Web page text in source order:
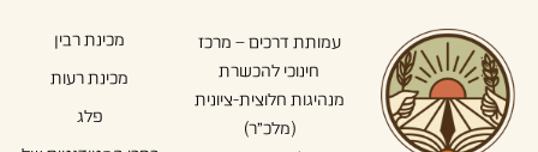
עמותת דרכים – מרכז
חינוכי להכשרת
מנהיגות חלוצית-ציונית
(מלכ"ר)
מכינת רבין
מכינת רעות
פלג